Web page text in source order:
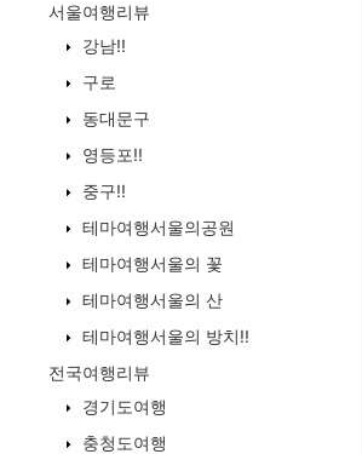
서울여행리뷰
강남!!
구로
동대문구
영등포!!
중구!!
테마여행서울의공원
테마여행서울의 꽃
테마여행서울의 산
테마여행서울의 방치!!
전국여행리뷰
경기도여행
충청도여행